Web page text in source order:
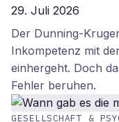
29. Juli 2026
Der Dunning-
Inkompetenz mit
einhergeht. Doch
Fehler beruhen.
GESELLSCHAFT &